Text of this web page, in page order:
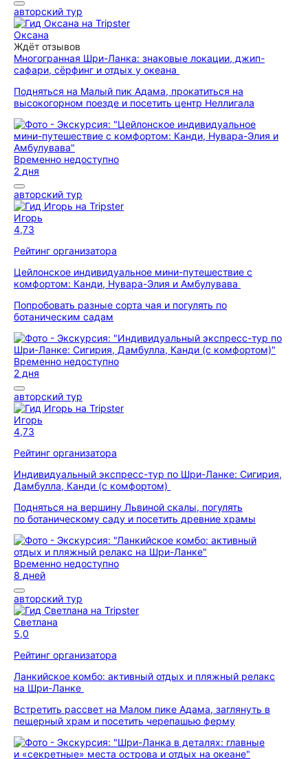
авторский тур
Оксана
Ждёт отзывов
Многогранная Шри-Ланка: знаковые локации, джип-
сафари, сёрфинг и отдых у океана
Подняться на Малый пик Адама, прокатиться на
высокогорном поезде и посетить центр Неллигала
Временно недоступно
2 дня
авторский тур
Игорь
4,73
Рейтинг организатора
Цейлонское индивидуальное мини-путешествие с
комфортом: Канди, Нувара-Элия и Амбулувава
Попробовать разные сорта чая и погулять по
ботаническим садам
Временно недоступно
2 дня
авторский тур
Игорь
4,73
Рейтинг организатора
Индивидуальный экспресс-тур по Шри-Ланке: Сигирия,
Дамбулла, Канди (с комфортом)
Подняться на вершину Львиной скалы, погулять
по ботаническому саду и посетить древние храмы
Временно недоступно
8 дней
авторский тур
Светлана
5,0
Рейтинг организатора
Ланкийское комбо: активный отдых и пляжный релакс
на Шри-Ланке
Встретить рассвет на Малом пике Адама, заглянуть в
пещерный храм и посетить черепашью ферму